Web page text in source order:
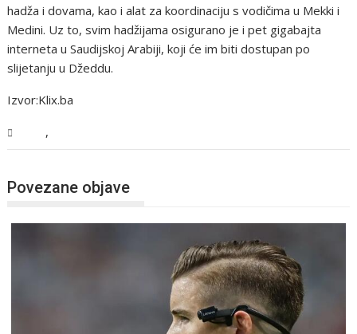
hadža i dovama, kao i alat za koordinaciju s vodičima u Mekki i
Medini. Uz to, svim hadžijama osigurano je i pet gigabajta
interneta u Saudijskoj Arabiji, koji će im biti dostupan po
slijetanju u Džeddu.
Izvor:Klix.ba
,
Povezane objave